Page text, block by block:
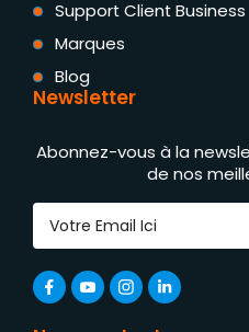
Support Client Business
Marques
Blog
Newsletter
Abonnez-vous à la
de nos